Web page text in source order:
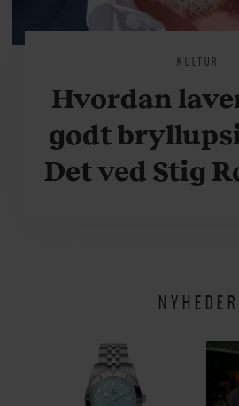
KULTUR
Hvordan
godt
Det ved Stig
NYHEDER